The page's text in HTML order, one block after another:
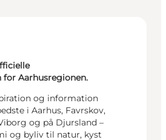
Aarhusregionen.
og information
i Aarhus, Favrskov,
og på Djursland –
og byliv til natur, kyst